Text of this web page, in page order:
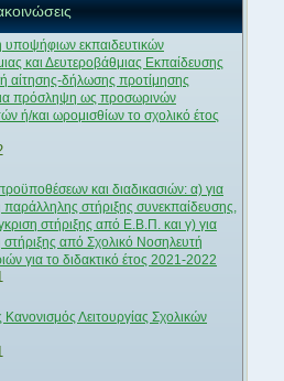
εκπαιδευτικών
και Δευτεροβάθμιας Εκπαίδευσης
αίτησης-δήλωσης προτίμησης
πρόσληψη ως προσωρινών
ή/και ωρομισθίων το σχολικό έτος
και διαδικασιών: α) για
παράλληλης στήριξης συνεκπαίδευσης,
στήριξης από Ε.Β.Π. και γ) για
στήριξης από Σχολικό Νοσηλευτή
για το διδακτικό έτος 2021-2022
Κανονισμός Λειτουργίας Σχολικών